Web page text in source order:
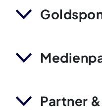
Partner